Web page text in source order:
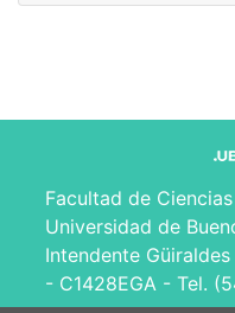
Facultad de
Universidad de
Intendente
- C1428EGA - Tel.